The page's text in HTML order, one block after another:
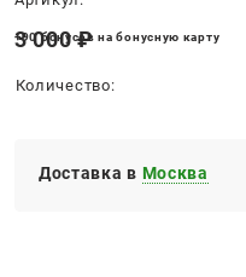
3 000 ₽
+90 бонусов на бонусную карту
Количество:
Доставка в Москва